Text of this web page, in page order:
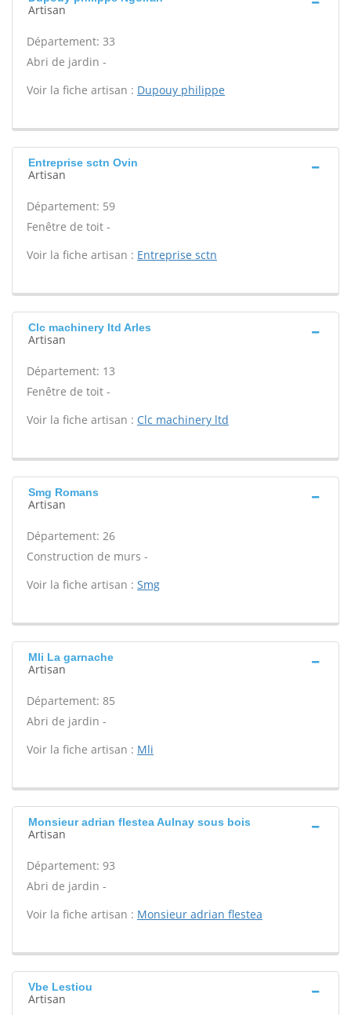
Artisan
Département: 33
Abri de jardin -
Voir la fiche artisan : Dupouy philippe
Entreprise sctn Ovin
Artisan
Département: 59
Fenêtre de toit -
Voir la fiche artisan : Entreprise sctn
Clc machinery ltd Arles
Artisan
Département: 13
Fenêtre de toit -
Voir la fiche artisan : Clc machinery ltd
Smg Romans
Artisan
Département: 26
Construction de murs -
Voir la fiche artisan : Smg
Mli La garnache
Artisan
Département: 85
Abri de jardin -
Voir la fiche artisan : Mli
Monsieur adrian flestea Aulnay sous bois
Artisan
Département: 93
Abri de jardin -
Voir la fiche artisan : Monsieur adrian flestea
Vbe Lestiou
Artisan